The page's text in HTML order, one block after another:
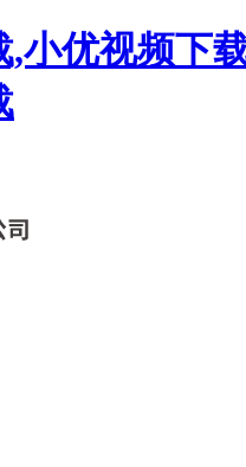
小优视频下